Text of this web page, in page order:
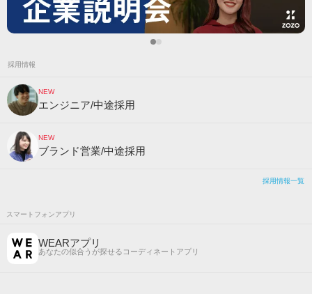
採用情報
NEW
エンジニア/中途採用
NEW
ブランド営業/中途採用
採用情報一覧
スマートフォンアプリ
WEARアプリ
あなたの似合うが探せるコーディネートアプリ